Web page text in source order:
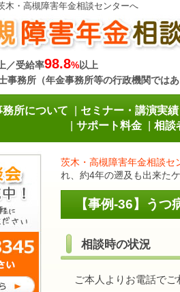
木・高槻障害年金相談センターへ
／受給率98.8%以上
事務所（年金事務所等の行政機関ではあ
務所について セミナー・講演実績
サポート料金
相談
茨木・高槻障害年金相談セ
れ、約4年の遡及も出来た
【事例-36】う
相談時の状況
ご本人よりお電話でご